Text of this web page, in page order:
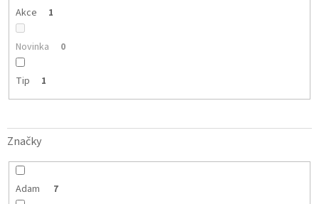
Akce 1
Novinka 0
Tip 1
Značky
Adam 7